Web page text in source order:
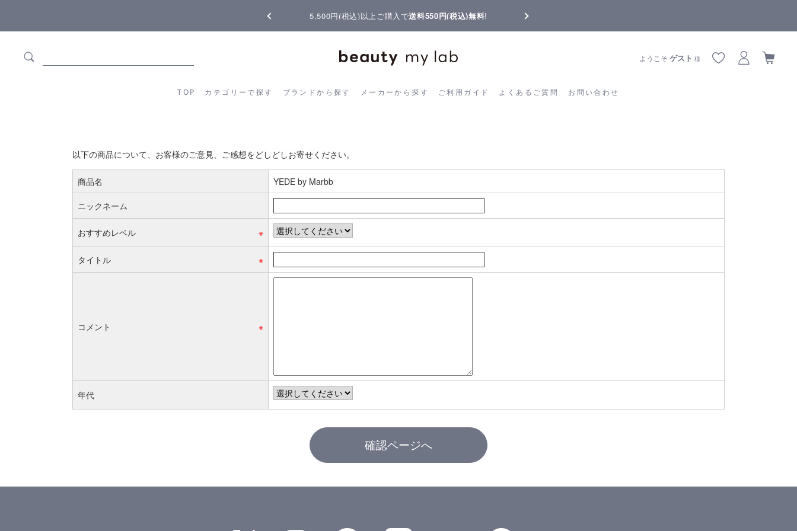
5,500円(税込)以上ご購入で送料550円(税込)無料!
TOP カテゴリーで探す ブランドから探す メーカーから探す ご利用ガイド よくあるご質問 お問い合わせ
ようこそゲスト 様
カテゴリーから探す ブランドから探す メーカーから探す ご利用ガイド よくあるご質問
以下の商品について、お客様のご意見、ご感想をどしどしお寄せください。
商品名 YEDE by Marbb
ニックネーム
おすすめレベル ※
タイトル ※
コメント ※
年代